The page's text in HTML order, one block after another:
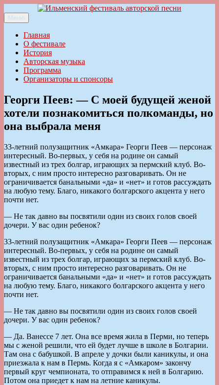
к
содержимому
Ильменский фестиваль авторской песни
Меню
Главная
О фестивале
История
Авторская музыка
Программа
Организаторы и спонсоры
Георги Пеев: — С моей будущей женой
хотели познакомиться полкоманды, но
она выбрала меня
33-летний полузащитник «Амкара» Георги Пеев — персонаж
интересный. Во-первых, у себя на родине он самый
известный из трех болгар, играющих за пермский клуб. Во-
вторых, с ним просто интересно разговаривать. Он не
ограничивается банальными «да» и «нет» и готов рассуждать
на любую тему. Благо, никакого болгарского акцента у него
почти нет.
— Не так давно вы посвятили один из своих голов своей
дочери. У вас один ребенок?
33-летний полузащитник «Амкара» Георги Пеев — персонаж
интересный. Во-первых, у себя на родине он самый
известный из трех болгар, играющих за пермский клуб. Во-
вторых, с ним просто интересно разговаривать. Он не
ограничивается банальными «да» и «нет» и готов рассуждать
на любую тему. Благо, никакого болгарского акцента у него
почти нет.
— Не так давно вы посвятили один из своих голов своей
дочери. У вас один ребенок?
— Да. Ванессе 7 лет. Она все время жила в Перми, но теперь
мы с женой решили, что ей будет лучше в школе в Болгарии.
Там она с бабушкой. В апреле у дочки были каникулы, и она
приезжала к нам в Пермь. Когда я с «Амкаром» закончу
первый круг чемпионата, то отправимся к ней в Болгарию.
Потом она приедет к нам на летние каникулы.